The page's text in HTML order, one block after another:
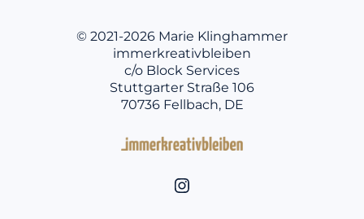
© 2021-2026 Marie Klinghammer
immerkreativbleiben
c/o Block Services
Stuttgarter Straße 106
70736 Fellbach, DE